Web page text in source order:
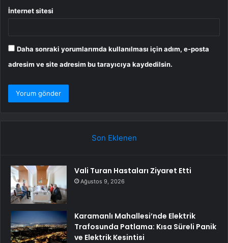
İnternet sitesi
Daha sonraki yorumlarımda kullanılması için adım, e-posta
adresim ve site adresim bu tarayıcıya kaydedilsin.
Son Eklenen
Vali Turan Hastaları Ziyaret Etti
Ağustos 9, 2026
Karamanlı Mahallesi’nde Elektrik
Trafosunda Patlama: Kısa Süreli Panik
ve Elektrik Kesintisi